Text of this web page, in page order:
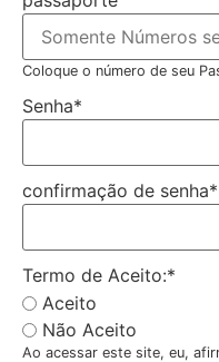
Coloque o número de seu
Senha*
confirmação de senha*
Termo de Aceito:*
Aceito
Não Aceito
Ao acessar este site, eu,